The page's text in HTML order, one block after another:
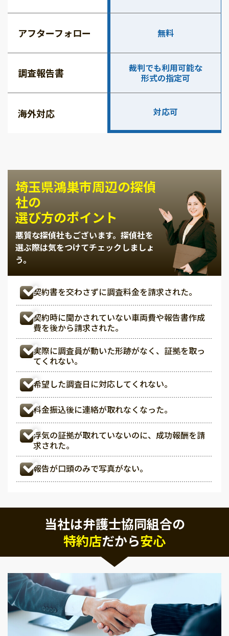
アフターフォロー 無料
調査報告書
裁判でも利用可能な
形式の指定可
海外対応 対応可
埼玉県鴻巣市周辺の探偵
社の
選び方のポイント
悪質な探偵社もございます。 探偵社を
選ぶ際は気をつけてチェックしましょ
う。
契約書を交わさずに調査料金を請求された。
契約時に聞かされていない車両費や報告書作成
費を後から請求された。
実際に調査員が動いた形跡がなく、証拠を取っ
てくれない。
希望した調査日に対応してくれない。
料金振込後に連絡が取れなくなった。
浮気の証拠が取れていないのに、成功報酬を請
求された。
報告が口頭のみで写真がない。
当社は弁護士協同組合の
特約店だから安心